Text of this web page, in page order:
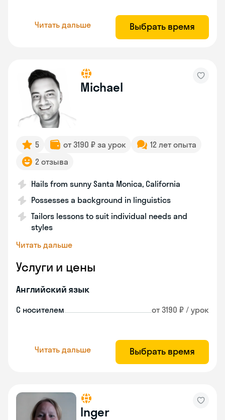
Читать дальше Выбрать время
Michael
5 от 3190 ₽ за урок
12 лет опыта
2 отзыва
Hails from sunny Santa Monica, California
Possesses a background in linguistics
Tailors lessons to suit individual needs and
styles
Читать дальше
Услуги и цены
Английский язык
С носителем от 3190 ₽ / урок
Читать дальше Выбрать время
Inger